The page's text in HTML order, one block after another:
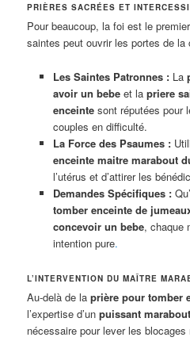
PRIÈRES SACRÉES ET
Pour beaucoup, la foi est le
saintes peut ouvrir les portes de la
Les Saintes Patronnes :La
avoir un bebeet la priere
enceintesont réputées pour
couples en difficulté.
La Force des Psaumes :
enceinte maitre marabout
l’utérus et d’attirer les
Demandes Spécifiques :
tomber enceinte de
concevoir un bebe, chaque
intention pure.
L’INTERVENTION DU MAÎTRE
Au-delà de laprière pour tomber
l’expertise d’unpuissant
nécessaire pour lever les